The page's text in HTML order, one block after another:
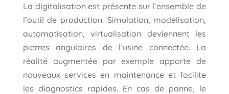
La digitalisation est présente sur l’ensemble de
l’outil de production. Simulation, modélisation,
automatisation, virtualisation deviennent les
pierres angulaires de l’usine connectée. La
réalité augmentée par exemple apporte de
nouveaux services en maintenance et facilite
les diagnostics rapides. En cas de panne, le